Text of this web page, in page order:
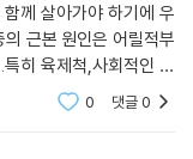
이 말한 근친상간적 애착
양상의 의존 심리를 보
불안을 이겨낼 수 있
강하게 자립하는 길임
께 살아가야 하기에 우
근본 원인은 어릴적부
히 육제척,사회적인 나
은 어릴 적부터 제대로
0 댓글0